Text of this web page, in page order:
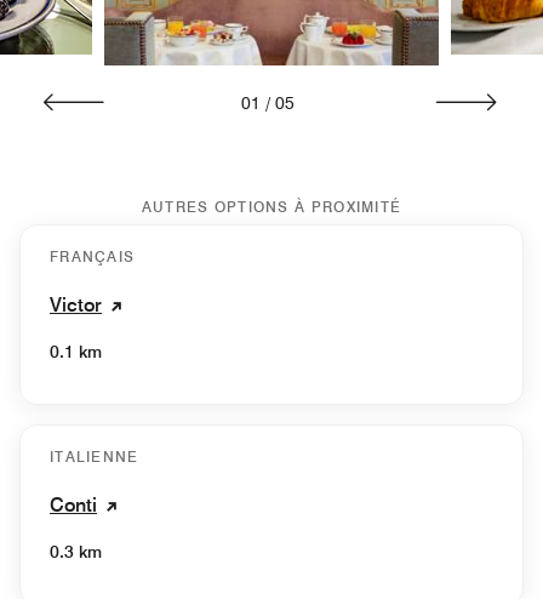
01 / 05
AUTRES OPTIONS À PROXIMITÉ
FRANÇAIS
Victor
0.1 km
ITALIENNE
Conti
0.3 km